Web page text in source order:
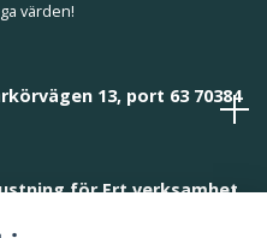
värden!
13, port 63 70384
för Ert verksamhet